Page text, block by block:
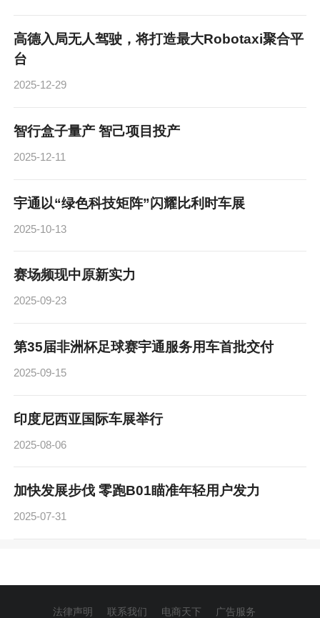
高德入局无人驾驶，将打造最大Robotaxi聚合平
台
2025-12-29
智行盒子量产 智己项目投产
2025-12-11
宇通以“绿色科技矩阵”闪耀比利时车展
2025-10-13
赛场频现中原新实力
2025-09-23
第35届非洲杯足球赛宇通服务用车首批交付
2025-09-15
印度尼西亚国际车展举行
2025-08-06
加快发展步伐 零跑B01瞄准年轻用户发力
2025-07-31
法律声明 联系我们 电商天下 广告服务